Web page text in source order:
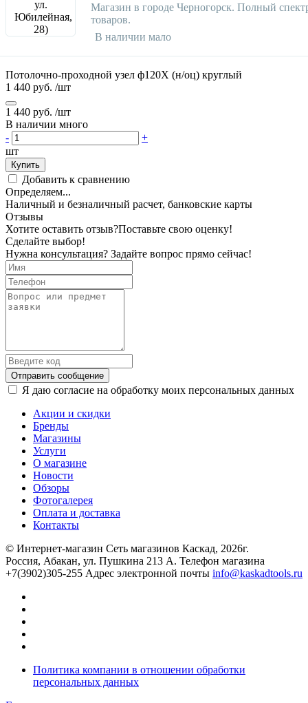
Магазин в городе Черногорск. Полный
товаров.
В наличии мало
Потолочно-проходной узел ф120Х (н/оц) круглый
1 440 руб. /шт
1 440 руб. /шт
В наличии много
-
+
шт
Купить
Добавить к сравнению
Определяем...
Наличный и безналичный расчет, банковские карты
Отзывы
Хотите оставить отзыв?Поставьте свою оценку!
Сделайте выбор!
Нужна консультация? Задайте вопрос прямо сейчас!
Отправить сообщение
Я даю согласие на обработку моих персональных данных
Акции и скидки
Бренды
Магазины
Услуги
О магазине
Новости
Обзоры
Фотогалерея
Оплата и доставка
Контакты
© Интернет-магазин Сеть магазинов Каскад, 2026г.
Россия, Абакан, ул. Пушкина 213 А. Телефон магазина
+7(3902)305-255 Адрес электронной почты info@kaskadtools.ru
Политика компании в отношении обработки
персональных данных